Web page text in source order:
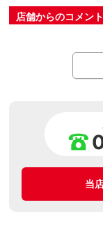
店舗からのコメント
当